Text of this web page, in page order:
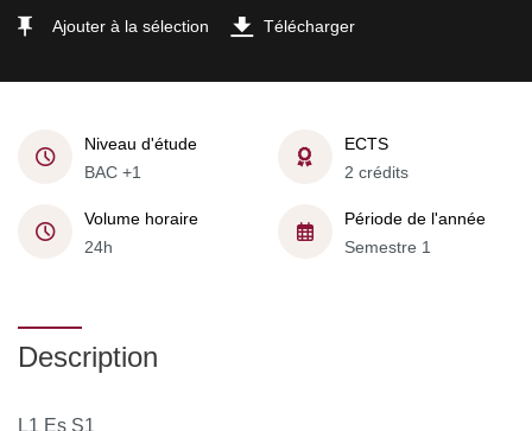
Ajouter à la sélection Télécharger
Niveau d'étude
BAC +1
ECTS
2 crédits
Volume horaire
24h
Période de l'année
Semestre 1
Description
L1 Es S1